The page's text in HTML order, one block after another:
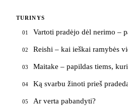
TURINYS
01 Vartoti pradėjo dėl nerimo –
02 Reishi – kai ieškai ramybės
03 Maitake – papildas tiems,
04 Ką svarbu žinoti prieš
05 Ar verta pabandyti?